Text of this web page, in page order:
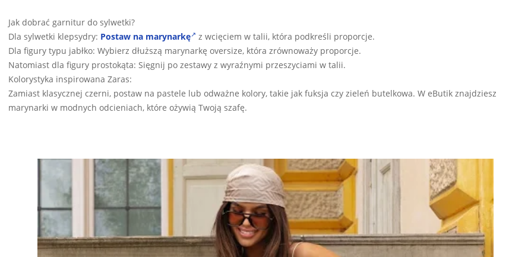
Jak dobrać garnitur do sylwetki?
Dla sylwetki klepsydry: Postaw na marynarkę
z wcięciem w talii, która podkreśli proporcje.
Dla figury typu jabłko: Wybierz dłuższą marynarkę oversize, która zrównoważy proporcje.
Natomiast dla figury prostokąta: Sięgnij po zestawy z wyraźnymi przeszyciami w talii.
Kolorystyka inspirowana Zaras:
Zamiast klasycznej czerni, postaw na pastele lub odważne kolory, takie jak fuksja czy zieleń butelkowa. W eButik znajdziesz
marynarki w modnych odcieniach, które ożywią Twoją szafę.